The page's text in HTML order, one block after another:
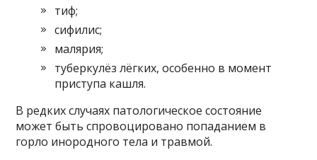
тиф;
сифилис;
малярия;
туберкулёз лёгких, особенно в момент
приступа кашля.
В редких случаях патологическое состояние
может быть спровоцировано попаданием в
горло инородного тела и травмой.